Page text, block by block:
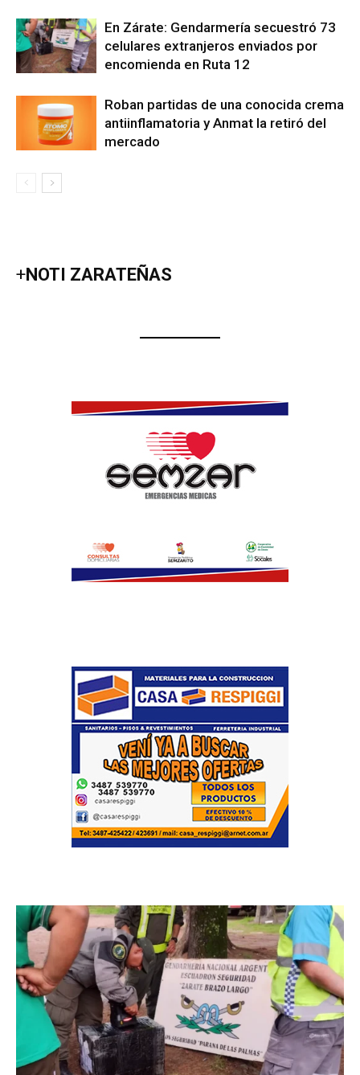
En Zárate: Gendarmería secuestró 73
celulares extranjeros enviados por
encomienda en Ruta 12
Roban partidas de una conocida crema
antiinflamatoria y Anmat la retiró del
mercado
+NOTI ZARATEÑAS